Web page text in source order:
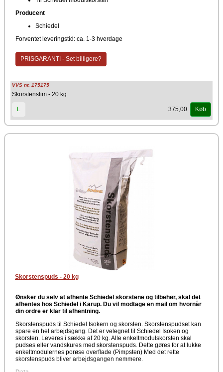
Producent
Schiedel
Forventet leveringstid: ca. 1-3 hverdage
PRISGARANTI - Set billigere?
VVS nr. 175175
Skorstenslim - 20 kg
L 375,00 Køb
Skorstenspuds - 20 kg
Ønsker du selv at afhente Schiedel skorstene og tilbehør, skal det
afhentes hos Schiedel i Karup. Du vil modtage en mail om hvornår
din ordre er klar til afhentning.
Skorstenspuds til Schiedel Isokern og skorsten. Skorstenspudset kan
spare en hel arbejdsgang. Det er velegnet til Schiedel Isoken og
skorsten. Leveres i sække af 20 kg. Alle enkeltmodulskorsten skal
pudses eller vandskures med skorstenspuds. Dette gøres for at lukke
enkeltmodulernes porøse overflade (Pimpsten) Med det rette
skorstenspuds bliver arbejdsgangen nemmere.